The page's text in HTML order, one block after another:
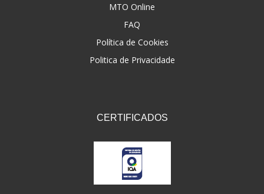
MTO Online
FAQ
Política de Cookies
Politica de Privacidade
CERTIFICADOS